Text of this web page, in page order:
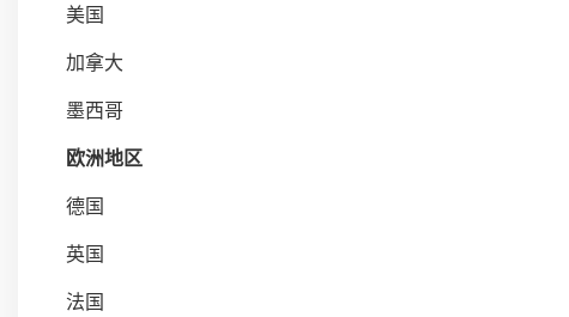
美国
加拿大
墨西哥
欧洲地区
德国
英国
法国